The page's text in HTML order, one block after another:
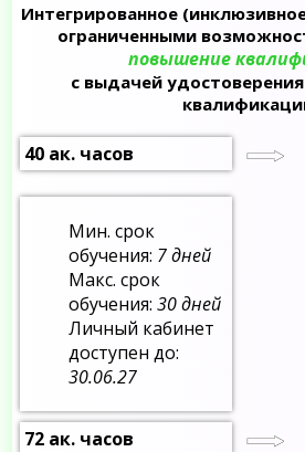
Интегрированное
ограниченными
повышение
с выдачей
40 ак. часов
Мин. срок
обучения: 7 дней
Макс. срок
обучения:30 дней
Личный кабинет
доступен до:
30.06.27
72 ак. часов